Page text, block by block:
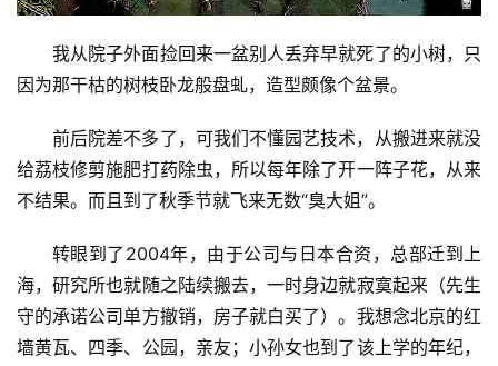
我从院子外面捡回来一盆别人丢弃早就死了的小树，只
因为那干枯的树枝卧龙般盘虬，造型颇像个盆景。
前后院差不多了，可我们不懂园艺技术，从搬进来就没
给荔枝修剪施肥打药除虫，所以每年除了开一阵子花，从来
不结果。而且到了秋季节就飞来无数“臭大姐”。
转眼到了2004年，由于公司与日本合资，总部迁到上
海，研究所也就随之陆续搬去，一时身边就寂寞起来（先生
守的承诺公司单方撤销，房子就白买了）。我想念北京的红
墙黄瓦、四季、公园，亲友；小孙女也到了该上学的年纪，